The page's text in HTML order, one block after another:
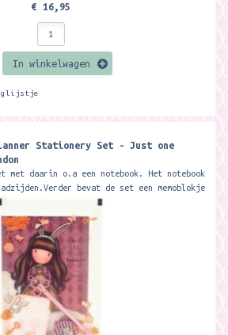
€ 16,95
In winkelwagen
Stationery Set - Just one
met daarin o.a een notebook. Het notebook
bevat de set een memoblokje